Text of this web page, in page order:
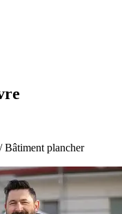
Bâtiment plancher